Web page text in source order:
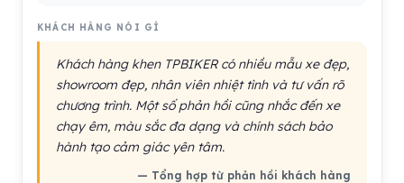
KHÁCH HÀNG NÓI GÌ
Khách hàng khen TPBIKER có nhiều mẫu xe đẹp,
showroom đẹp, nhân viên nhiệt tình và tư vấn rõ
chương trình. Một số phản hồi cũng nhắc đến xe
chạy êm, màu sắc đa dạng và chính sách bảo
hành tạo cảm giác yên tâm.
— Tổng hợp từ phản hồi khách hàng